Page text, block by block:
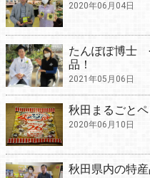
2020年06月04日
たんぽぽ博士
品！
2021年05月06日
秋田まるごと
2020年06月10日
秋田県内の特